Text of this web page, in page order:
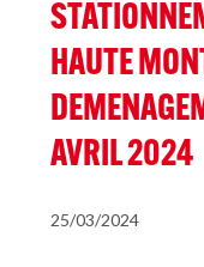
HAUTE
AVRIL 2024
25/03/2024